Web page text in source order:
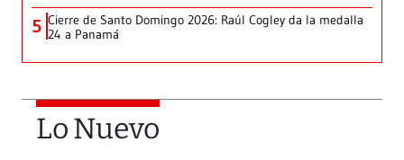
5 Cierre de Santo Domingo 2026: Raúl Cogley da la medalla
24 a Panamá
Lo Nuevo